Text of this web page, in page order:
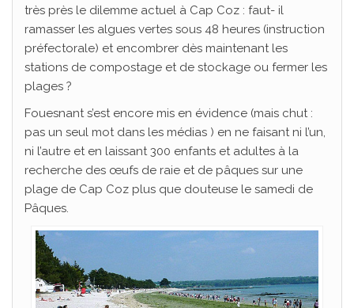
très près le dilemme actuel à Cap Coz : faut- il
ramasser les algues vertes sous 48 heures (instruction
préfectorale) et encombrer dès maintenant les
stations de compostage et de stockage ou fermer les
plages ?
Fouesnant s’est encore mis en évidence (mais chut :
pas un seul mot dans les médias ) en ne faisant ni l’un,
ni l’autre et en laissant 300 enfants et adultes à la
recherche des œufs de raie et de pâques sur une
plage de Cap Coz plus que douteuse le samedi de
Pâques.